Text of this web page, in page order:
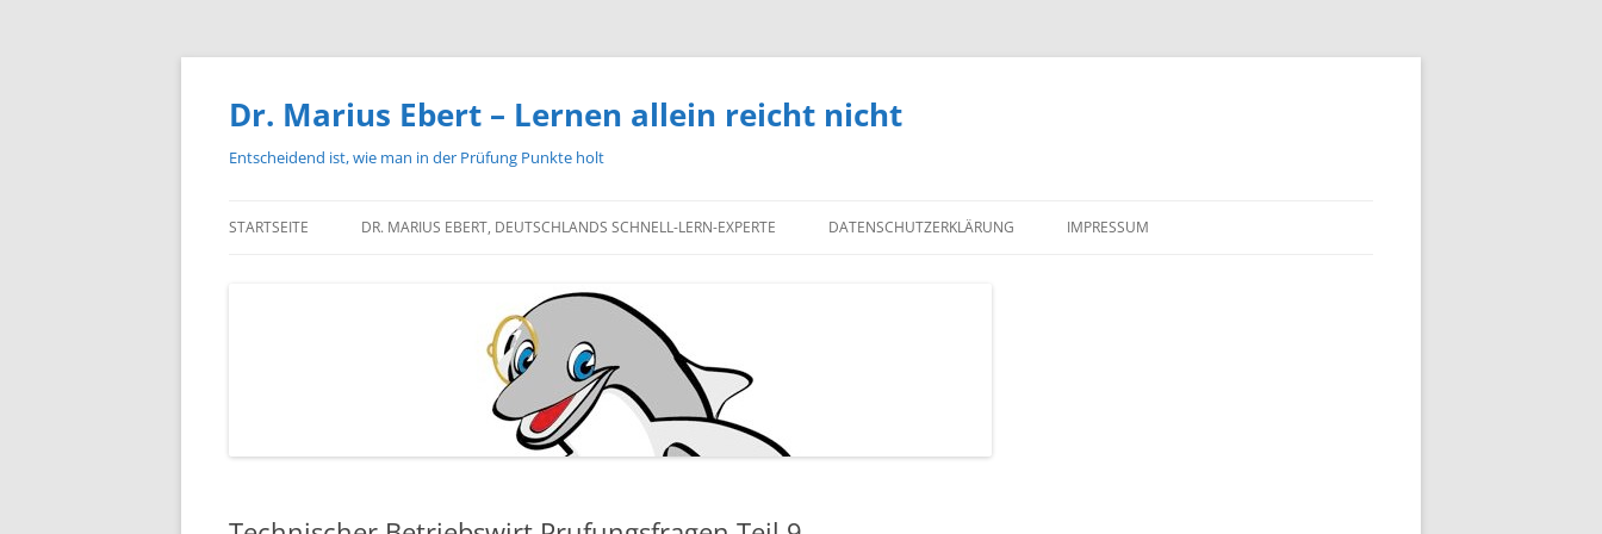
Zum
Dr. Marius Ebert – Lernen allein reicht nicht
Entscheidend ist, wie man in der Prüfung Punkte holt
STARTSEITE DR. MARIUS EBERT, DEUTSCHLANDS SCHNELL-LERN-EXPERTE DATENSCHUTZERKLÄRUNG IMPRESSUM